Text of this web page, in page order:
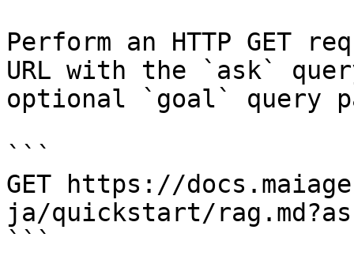
Perform an HTTP GET
URL with the `ask`
optional `goal` query
```
GET https://
ja/quickstart/
```